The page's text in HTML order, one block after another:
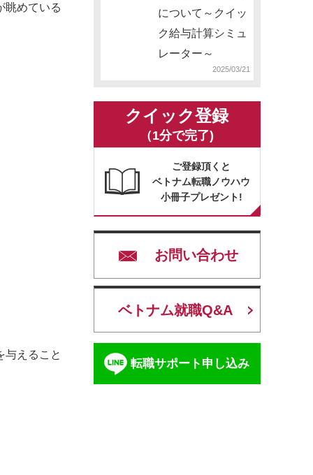
眺めている
与えること
について～クイッ
ク給与計算シミュ
レーター～
2025/03/21
クイック登録
（1分で完了)
ご登録頂くと
ベトナム転職ノウハウ
小冊子プレゼント!
お問い合わせ
ベトナム就職Q&A
転職サポート申し込み